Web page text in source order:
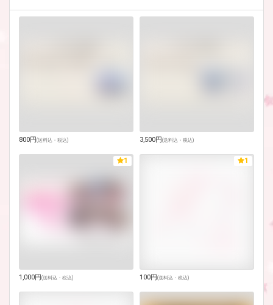
800円(送料込・税込) 3,500円(送料込・税込)
1
1,000円(送料込・税込)
1
100円(送料込・税込)